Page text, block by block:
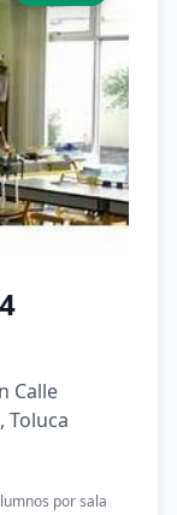
Calle
Toluca
por sala